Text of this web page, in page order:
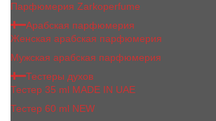
Парфюмерия Zarkoperfume
Арабская парфюмерия
Женская арабская парфюмерия
Мужская арабская парфюмерия
Тестеры духов
Тестер 35 ml MADE IN UAE
Тестер 60 ml NEW